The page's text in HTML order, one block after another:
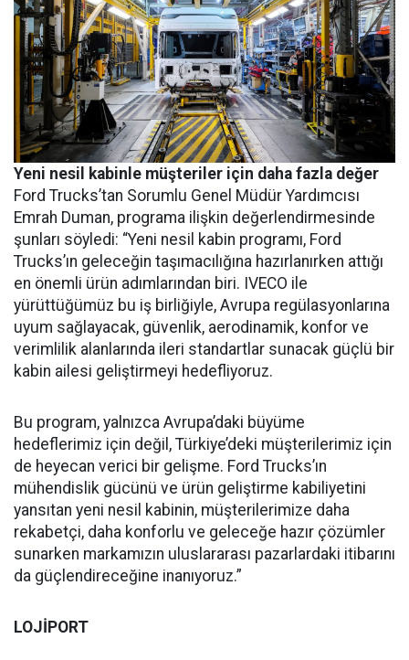
Yeni nesil kabinle müşteriler için daha fazla değer
Ford Trucks’tan Sorumlu Genel Müdür Yardımcısı
Emrah Duman, programa ilişkin değerlendirmesinde
şunları söyledi: “Yeni nesil kabin programı, Ford
Trucks’ın geleceğin taşımacılığına hazırlanırken attığı
en önemli ürün adımlarından biri. IVECO ile
yürüttüğümüz bu iş birliğiyle, Avrupa regülasyonlarına
uyum sağlayacak, güvenlik, aerodinamik, konfor ve
verimlilik alanlarında ileri standartlar sunacak güçlü bir
kabin ailesi geliştirmeyi hedefliyoruz.
Bu program, yalnızca Avrupa’daki büyüme
hedeflerimiz için değil, Türkiye’deki müşterilerimiz için
de heyecan verici bir gelişme. Ford Trucks’ın
mühendislik gücünü ve ürün geliştirme kabiliyetini
yansıtan yeni nesil kabinin, müşterilerimize daha
rekabetçi, daha konforlu ve geleceğe hazır çözümler
sunarken markamızın uluslararası pazarlardaki itibarını
da güçlendireceğine inanıyoruz.”
LOJİPORT